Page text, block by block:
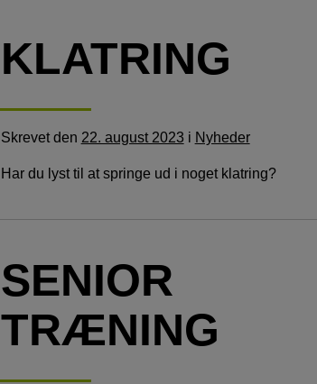
KLATRING
Skrevetden 22. august 2023 i Nyheder
Har du lyst til at springe ud i noget klatring?
SENIOR
TRÆNING